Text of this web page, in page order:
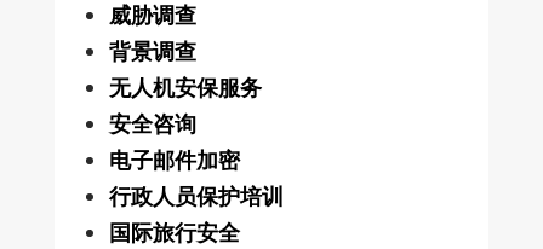
威胁调查
背景调查
无人机安保服务
安全咨询
电子邮件加密
行政人员保护培训
国际旅行安全